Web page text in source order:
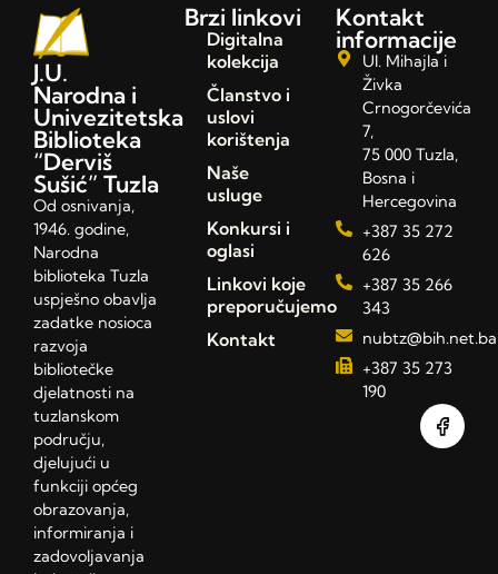
J.U.
Narodna i
Univezitetska
Biblioteka
“Derviš
Sušić” Tuzla
Od osnivanja,
1946. godine,
Narodna
biblioteka Tuzla
uspješno obavlja
zadatke nosioca
razvoja
bibliotečke
djelatnosti na
tuzlanskom
području,
djelujući u
funkciji općeg
obrazovanja,
informiranja i
zadovoljavanja
Brzi linkovi
Digitalna
kolekcija
Članstvo i
uslovi
korištenja
Naše
usluge
Konkursi i
oglasi
Linkovi koje
preporučujemo
Kontakt
Kontakt
informacije
Ul. Mihajla i
Živka
Crnogorčevića
7,
75 000 Tuzla,
Bosna i
Hercegovina
+387 35 272
626
+387 35 266
343
nubtz@bih.net.ba
+387 35 273
190